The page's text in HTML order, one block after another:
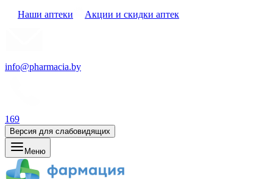
Наши аптеки Акции и скидки аптек
info@pharmacia.by
169
Версия для слабовидящих
Меню